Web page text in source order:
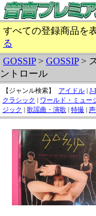
すべての登録商品を
る
GOSSIP> GOSSIP>
ントロール
【ジャンル検索】 アイドル | J-
クラシック | ワールド・ミュー
ジック | 歌謡曲・演歌 | 特撮 |